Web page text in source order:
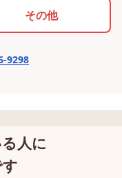
その他
9298
人に